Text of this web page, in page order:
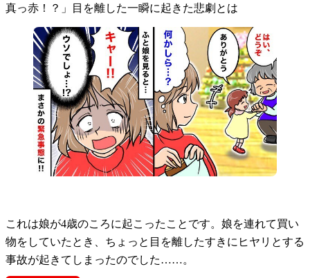
真っ赤！？」目を離した一瞬に起きた悲劇とは
これは娘が4歳のころに起こったことです。娘を連れて買い
物をしていたとき、ちょっと目を離したすきにヒヤリとする
事故が起きてしまったのでした……。